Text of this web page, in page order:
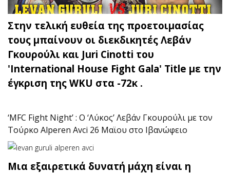
Στην τελική ευθεία της προετοιμασίας
τους μπαίνουν οι διεκδικητές Λεβάν
Γκουρούλι και Juri Cinotti του
'International House Fight Gala' Title με την
έγκριση της WKU στα -72κ .
‘MFC Fight Night’ : O ‘Λύκος’ Λεβάν Γκουρούλι με τον
Τούρκο Alperen Avci 26 Μαϊου στο Ιβανώφειο
Μια εξαιρετικά δυνατή μάχη είναι η